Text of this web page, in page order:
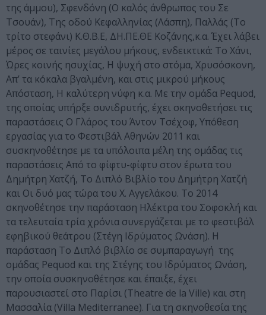
της άμμου), Σφενδόνη (Ο καλός άνθρωπος του Σε
Τσουάν), Της οδού Κεφαλληνίας (Λάσπη), Παλλάς (Το
τρίτο στεφάνι) Κ.Θ.Β.Ε, ΔΗ.ΠΕ.ΘΕ Κοζάνης,κ.α. Έχει λάβει
μέρος σε ταινίες μεγάλου μήκους, ενδεικτικά: Το Χάνι,
Ώρες κοινής ησυχίας, Η ψυχή στο στόμα, Χρυσόσκονη,
Απ’ τα κόκαλα βγαλμένη, και στις μικρού μήκους
Απόσταση, Η καλύτερη νύφη κ.α. Με την ομάδα Pequod,
της οποίας υπήρξε συνιδρυτής, έχει σκηνοθετήσει τις
παραστάσεις Ο Γλάρος του Άντον Τσέχοφ, Υπόθεση
εργασίας για το Φεστιβάλ Αθηνών 2011 και
συσκηνοθέτησε με τα υπόλοιπα μέλη της ομάδας τις
παραστάσεις Από το φίφτυ-φίφτυ στον έρωτα του
Δημήτρη Χατζή, Το Διπλό Βιβλίο του Δημήτρη Χατζή
και Οι δυό μας τώρα του Χ. Αγγελάκου. Το 2014
σκηνοθέτησε την παράσταση Ηλέκτρα του Σοφοκλή και
τα τελευταία τρία χρόνια συνεργάζεται με το φεστιβάλ
εφηβικού θεάτρου (Στέγη Ιδρύματος Ωνάση). Η
παράσταση Το Διπλό βιβλίο σε συμπαραγωγή της
ομάδας Pequod και της Στέγης του Ιδρύματος Ωνάση,
την οποία συσκηνοθέτησε και έπαιξε, έχει
παρουσιαστεί στο Παρίσι (Theatre de la Ville) και στη
Μασσαλία (Villa Mediterranee). Για τη σκηνοθεσία της